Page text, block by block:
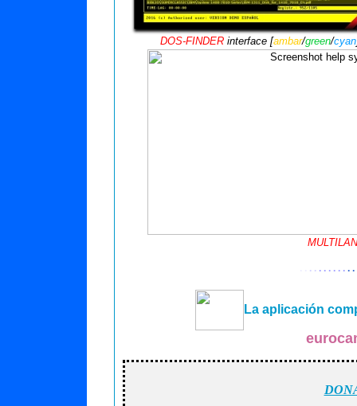
DOS-FINDER interface [ambar/green/cyan
· · · · · · · ·· ·
La aplicación